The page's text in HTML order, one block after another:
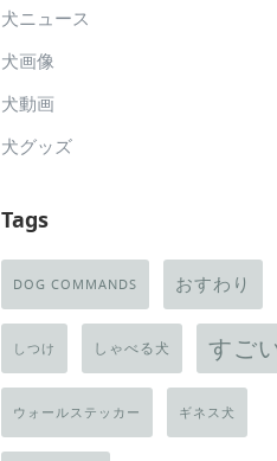
犬ニュース
犬画像
犬動画
犬グッズ
Tags
DOG COMMANDS おすわり
しつけ しゃべる犬 すご
ウォールステッカー ギネス犬